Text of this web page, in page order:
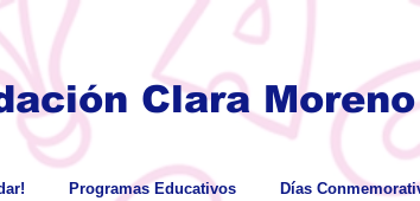
Clara
Programas Educativos Días